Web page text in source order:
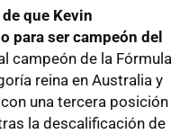
que Kevin
para ser campeón del
campeón de la Fórmula
reina en Australia y
una tercera posición
la descalificación de